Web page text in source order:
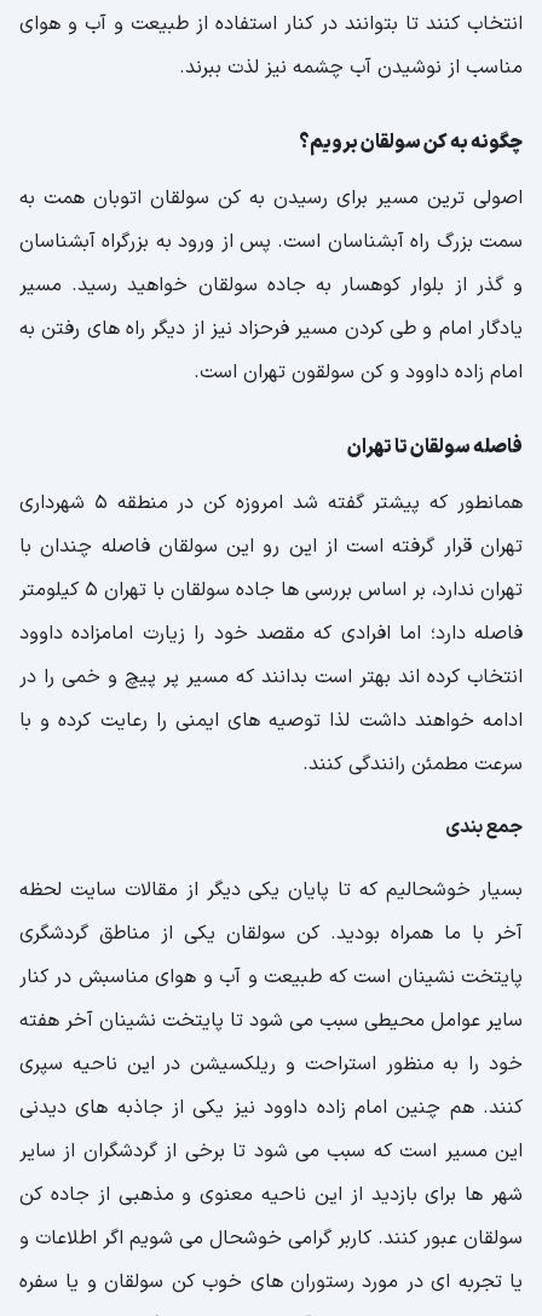
انتخاب کنند تا بتوانند در کنار استفاده از طبیعت و آب و هوای
مناسب از نوشیدن آب چشمه نیز لذت ببرند.
چگونه به کن سولقان برویم؟
اصولی ترین مسیر برای رسیدن به کن سولقان اتوبان همت به
سمت بزرگ راه آبشناسان است. پس از ورود به بزرگراه آبشناسان
و گذر از بلوار کوهسار به جاده سولقان خواهید رسید. مسیر
یادگار امام و طی کردن مسیر فرحزاد نیز از دیگر راه های رفتن به
امام زاده داوود و کن سولقون تهران است.
فاصله سولقان تا تهران
همانطور که پیشتر گفته شد امروزه کن در منطقه 5 شهرداری
تهران قرار گرفته است از این رو این سولقان فاصله چندان با
تهران ندارد، بر اساس بررسی ها جاده سولقان با تهران 5 کیلومتر
فاصله دارد؛ اما افرادی که مقصد خود را زیارت امامزاده داوود
انتخاب کرده اند بهتر است بدانند که مسیر پر پیچ و خمی را در
ادامه خواهند داشت لذا توصیه های ایمنی را رعایت کرده و با
سرعت مطمئن رانندگی کنند.
جمع بندی
بسیار خوشحالیم که تا پایان یکی دیگر از مقالات سایت لحظه
آخر با ما همراه بودید. کن سولقان یکی از مناطق گردشگری
پایتخت نشینان است که طبیعت و آب و هوای مناسبش در کنار
سایر عوامل محیطی سبب می شود تا پایتخت نشینان آخر هفته
خود را به منظور استراحت و ریلکسیشن در این ناحیه سپری
کنند. هم چنین امام زاده داوود نیز یکی از جاذبه های دیدنی
این مسیر است که سبب می شود تا برخی از گردشگران از سایر
شهر ها برای بازدید از این ناحیه معنوی و مذهبی از جاده کن
سولقان عبور کنند. کاربر گرامی خوشحال می شویم اگر اطلاعات و
یا تجربه ای در مورد رستوران های خوب کن سولقان و یا سفره